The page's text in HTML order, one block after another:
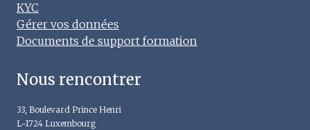
KYC
Gérer vos données
Documents de support formation
Nous rencontrer
33, Boulevard Prince Henri
L-1724 Luxembourg